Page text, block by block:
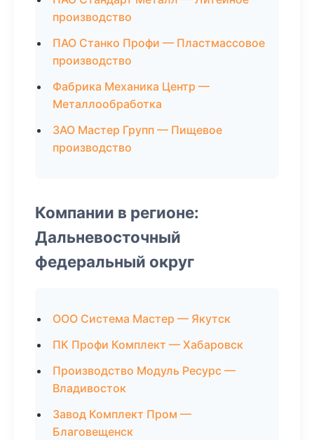
производство
ПАО Станко Профи — Пластмассовое
производство
Фабрика Механика Центр —
Металлообработка
ЗАО Мастер Групп — Пищевое
производство
Компании в регионе:
Дальневосточный
федеральный округ
ООО Система Мастер — Якутск
ПК Профи Комплект — Хабаровск
Производство Модуль Ресурс —
Владивосток
Завод Комплект Пром —
Благовещенск